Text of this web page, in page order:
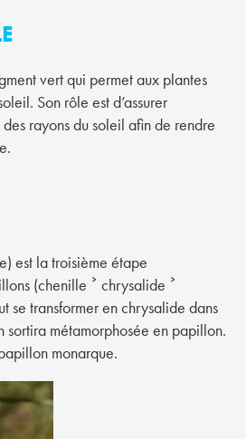
vert qui permet aux plantes
Son rôle est d’assurer
rayons du soleil afin de rendre
est la troisième étape
(chenille ˃ chrysalide ˃
se transformer en chrysalide dans
sortira métamorphosée en papillon.
monarque.